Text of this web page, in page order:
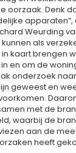
oorzaak. Denk
apparaten”,
Weurding
kunnen als
kaart brengen
en om de
onderzoek
geweest en
met de
waarbij de
aan de
heeft